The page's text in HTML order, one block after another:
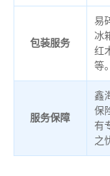
包装服务
易
冰
红
等。
服务保障
鑫
保
有
之